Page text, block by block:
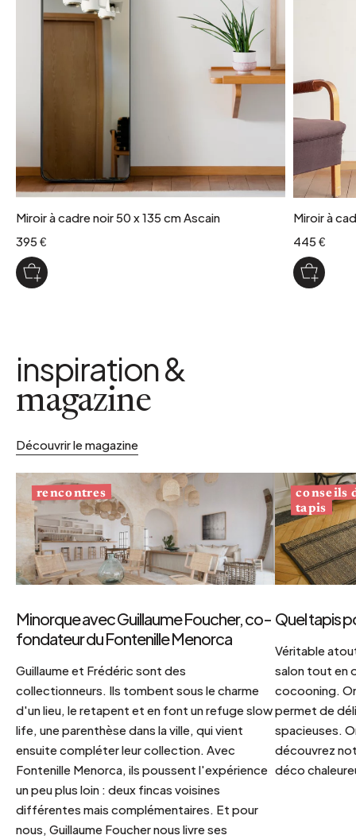
Miroir à cadre noir 50 x 135 cm Ascain
395 €
Miroir à
445 €
inspiration &
magazine
Découvrir le magazine
rencontres
Minorque avec Guillaume Foucher, co-
fondateur du Fontenille Menorca
Guillaume et Frédéric sont des
collectionneurs. Ils tombent sous le charme
d'un lieu, le retapent et en font un refuge slow
life, une parenthèse dans la ville, qui vient
ensuite compléter leur collection. Avec
Fontenille Menorca, ils poussent l'expérience
un peu plus loin : deux fincas voisines
différentes mais complémentaires. Et pour
nous, Guillaume Foucher nous livre ses
conseils
tapis
Quel tapis
Véritable
salon tout en
cocooning.
permet de
spacieuses.
découvrez
déco